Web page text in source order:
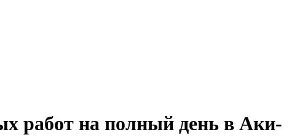
работ на полный день в Аки-